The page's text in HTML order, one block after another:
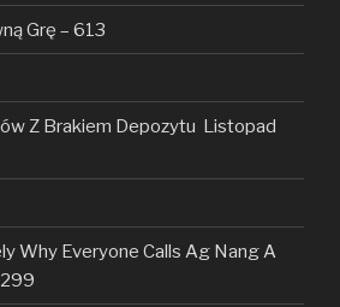
Grę – 613
Z Brakiem Depozytu ️ Listopad
Why Everyone Calls Ag Nang A